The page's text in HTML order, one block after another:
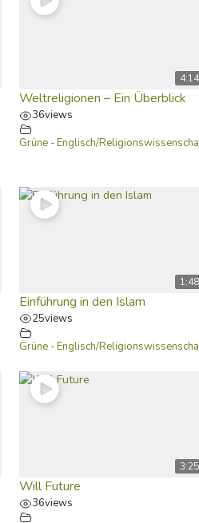
4:14
Weltreligionen – Ein Überblick
36views
Grüne - Englisch/
1:48
Einführung in den Islam
25views
Grüne - Englisch/
3:25
Will Future
36views